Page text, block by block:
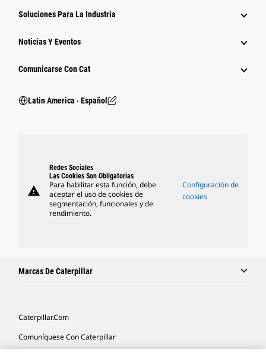
Soluciones Para La Industria
Noticias Y Eventos
Comunicarse Con Cat
Latin America ‧ Español
warning
Redes Sociales
Las Cookies Son Obligatorias
Para habilitar esta función, debe
aceptar el uso de cookies de
segmentación, funcionales y de
rendimiento.
Configuración de
cookies
Marcas De Caterpillar
Caterpillar.com
Comuníquese Con Caterpillar